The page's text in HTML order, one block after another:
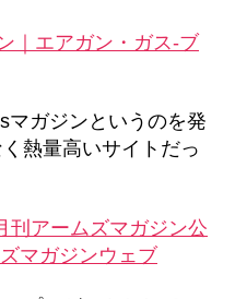
｜エアガン・ガス-ブ
マガジンというのを発
熱量高いサイトだっ
刊アームズマガジン公
マガジンウェブ